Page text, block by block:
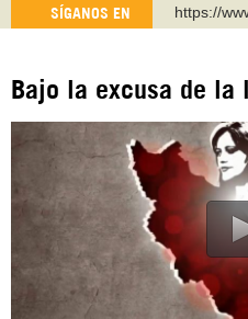
SÍGANOS EN
https://
http://
https://
Bajo la excusa de la